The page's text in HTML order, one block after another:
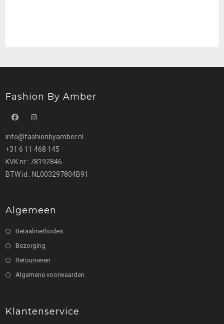
Fashion By Amber
in
een
nieuwe
tab
in
een
nieuwe
tab
info@fashionbyamber.nl
+31 6 11 468 145
KVK nr.: 78192846
BTW id.: NL003297804B91
Algemeen
Betaalmethodes
Bezorging
Retourneren
Algemene voorwaarden
Klantenservice